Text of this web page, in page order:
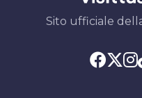
Sito ufficiale